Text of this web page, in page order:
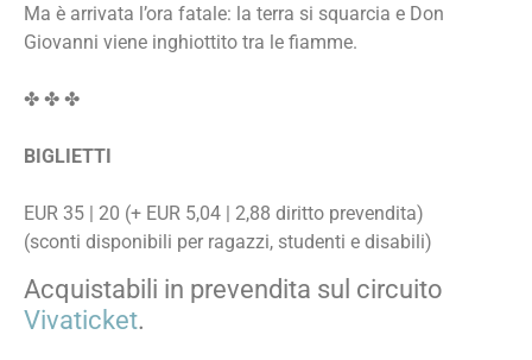
Ma è arrivata l’ora fatale: la terra si squarcia e Don
Giovanni viene inghiottito tra le fiamme.
✤ ✤ ✤
BIGLIETTI
EUR 35 | 20 (+ EUR 5,04 | 2,88 diritto prevendita)
(sconti disponibili per ragazzi, studenti e disabili)
Acquistabili in prevendita sul circuito
Vivaticket.